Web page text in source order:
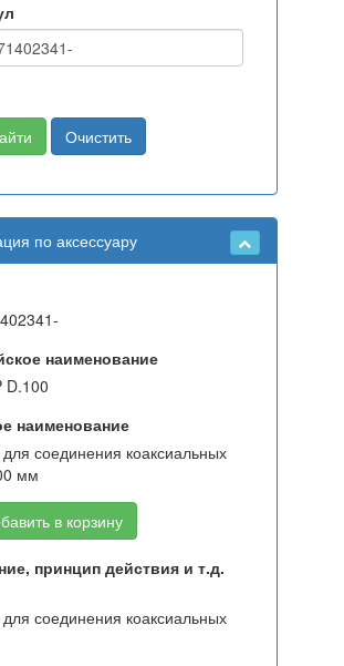
Очистить
по аксессуару
наименование
D.100
наименование
соединения коаксиальных
мм
в корзину
принцип действия и т.д.
соединения коаксиальных